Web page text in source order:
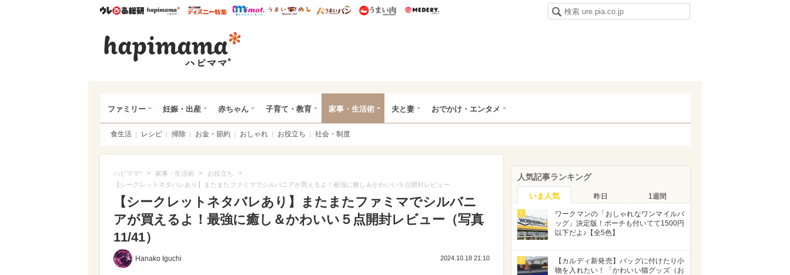
ウレぴあ総研ハピママ* ウレぴあ総研 ディズニー特集
mimot. うまいめし うまいパン うまい肉
ファミリー 妊娠・出産 赤ちゃん 子育て・教育 家事・生活術 夫と妻 おでかけ・エンタメ
食生活 レシピ 掃除 お金・節約 おしゃれ お役立ち 社会・制度
ハピママ* > 家事・生活術 > お役立ち >
【シークレットネタバレあり】またまたファミマでシルバニアが買えるよ！最強に癒し＆かわいい５点開封レビュー
【シークレットネタバレあり】またまたファミマでシルバニ
アが買えるよ！最強に癒し＆かわいい５点開封レビュー（写真
11/41）
Hanako Iguchi 2024.10.18 21:10
人気記事ランキング
いま人気 昨日 1週間
1
ワークマンの「おしゃれなワンマイルバ
ッグ」決定版！ポーチも付いてて1500円
以下だよ♪【全5色】
2
【カルディ新発売】バッグに付けたり小
物を入れたい！「かわいい猫グッズ（お